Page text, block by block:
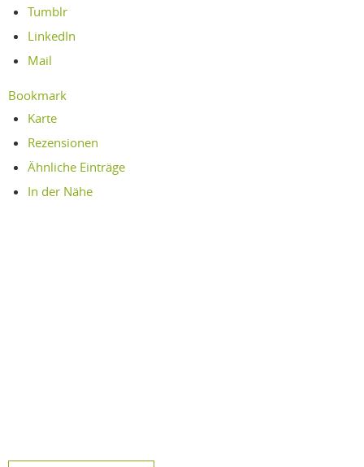
Tumblr
LinkedIn
Mail
Bookmark
Karte
Rezensionen
Ähnliche Einträge
In der Nähe